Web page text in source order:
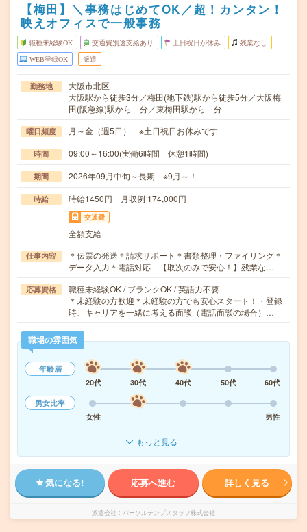
【梅田】＼事務はじめてOK／超！カンタン！
映えオフィスで一般事務
職種未経験OK 交通費別途支給あり 土日祝日が休み 残業なし
WEB登録OK 派遣
勤務地
大阪市北区
大阪駅から徒歩3分／梅田(地下鉄)駅から徒歩5分／大阪梅
田(阪急線)駅から---分／東梅田駅から---分
曜日頻度 月～金（週5日） ※土日祝日お休みです
時間 09:00～16:00(実働6時間 休憩1時間)
期間 2026年09月中旬～長期 ※9月～！
時給 時給1450円 月収例 174,000円
交通費
全額支給
仕事内容
＊伝票の発送＊請求サポート＊書類整理・ファイリング＊
データ入力＊電話対応 【取次のみで安心！】残業な…
応募資格
職種未経験OK / ブランクOK / 英語力不要
＊未経験の方歓迎＊未経験の方でも安心スタート！・登録
時、キャリアを一緒に考える面談（電話面談の場合）…
職場の雰囲気
年齢層
20代
30代 40代 50代
60代
男女比率
女性
男性
もっと見る
気になる! 応募へ進む 詳しく見る
派遣会社 パーソルテンプスタッフ株式会社